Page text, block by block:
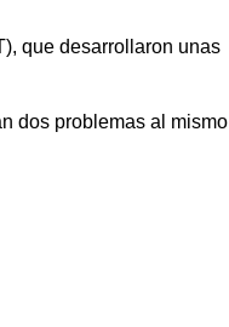
que desarrollaron unas
dos problemas al mismo